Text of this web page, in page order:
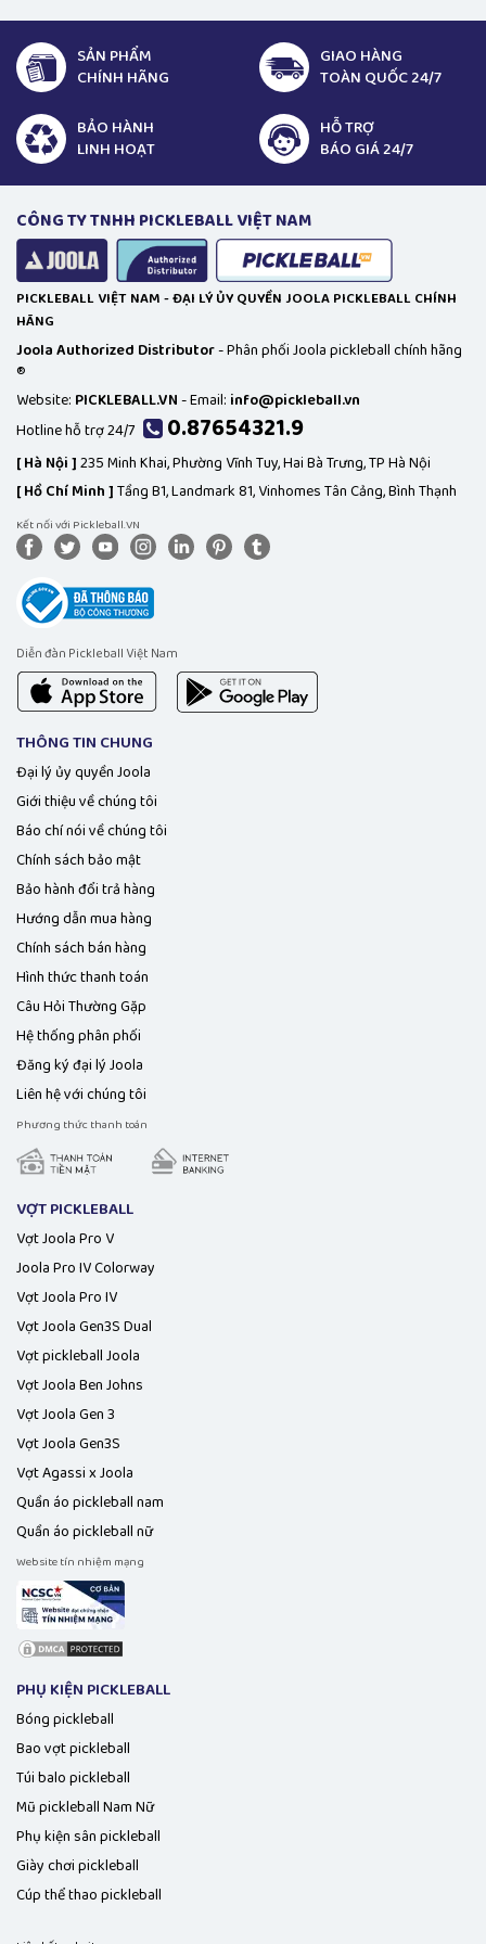
SẢN PHẨM
CHÍNH HÃNG
GIAO HÀNG
TOÀN QUỐC 24/7
BẢO HÀNH
LINH HOẠT
HỖ TRỢ
BÁO GIÁ 24/7
CÔNG TY TNHH PICKLEBALL VIỆT NAM
PICKLEBALL VIỆT NAM - ĐẠI LÝ ỦY QUYỀN JOOLA PICKLEBALL CHÍNH
HÃNG
Joola Authorized Distributor- Phân phối Joola pickleball chính hãng
®
Website: PICKLEBALL.VN- Email: info@pickleball.vn
Hotline hỗ trợ 24/7
0.87654321.9
[Hà Nội ]235 Minh Khai, Phường Vĩnh Tuy, Hai Bà Trưng, TP Hà Nội
[Hồ Chí Minh ]Tầng B1, Landmark 81, Vinhomes Tân Cảng, Bình Thạnh
Kết nối với Pickleball.VN
Diễn đàn Pickleball Việt Nam
THÔNG TIN CHUNG
Đại lý ủy quyền Joola
Giới thiệu về chúng tôi
Báo chí nói về chúng tôi
Chính sách bảo mật
Bảo hành đổi trả hàng
Hướng dẫn mua hàng
Chính sách bán hàng
Hình thức thanh toán
Câu Hỏi Thường Gặp
Hệ thống phân phối
Đăng ký đại lý Joola
Liên hệ với chúng tôi
Phương thức thanh toán
VỢT PICKLEBALL
Vợt Joola Pro V
Joola Pro IV Colorway
Vợt Joola Pro IV
Vợt Joola Gen3S Dual
Vợt pickleball Joola
Vợt Joola Ben Johns
Vợt Joola Gen 3
Vợt Joola Gen3S
Vợt Agassi x Joola
Quần áo pickleball nam
Quần áo pickleball nữ
Website tín nhiệm mạng
PHỤ KIỆN PICKLEBALL
Bóng pickleball
Bao vợt pickleball
Túi balo pickleball
Mũ pickleball Nam Nữ
Phụ kiện sân pickleball
Giày chơi pickleball
Cúp thể thao pickleball